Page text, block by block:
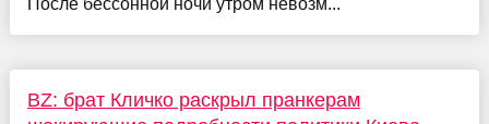
После бессонной ночи утром невозм...
BZ: брат Кличко раскрыл пранкерам